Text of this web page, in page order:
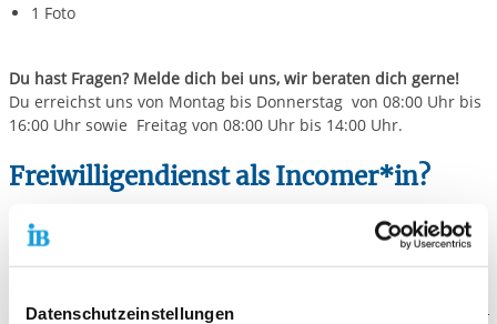
Datenschutzeinstellungen
1 Foto
Du hast Fragen? Melde dich bei uns, wir beraten dich gerne!
Du erreichst uns von Montag bis Donnerstag von 08:00 Uhr bis
16:00 Uhr sowie Freitag von 08:00 Uhr bis 14:00 Uhr.
Freiwilligendienst als Incomer*in?
Du kommst aus dem Ausland und möchtest in Deutschland
einen Freiwilligendienst leisten?
Wo du dich genau bewerben kannst und alle weiteren